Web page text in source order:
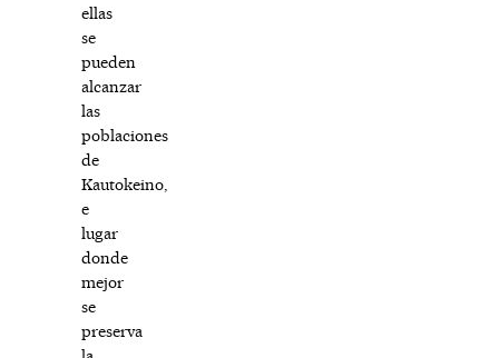
ellas
se
pueden
alcanzar
las
poblaciones
de
Kautokeino,
e
lugar
donde
mejor
se
preserva